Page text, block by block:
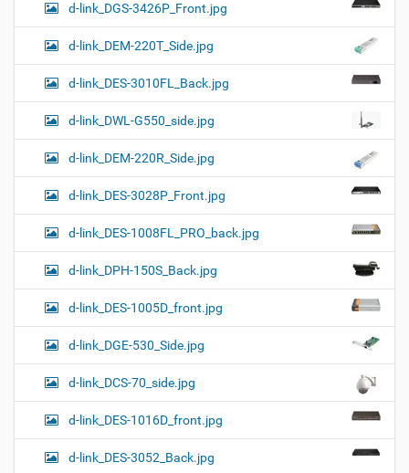
d-link_DGS-3426P_Front.jpg
d-link_DEM-220T_Side.jpg
d-link_DES-3010FL_Back.jpg
d-link_DWL-G550_side.jpg
d-link_DEM-220R_Side.jpg
d-link_DES-3028P_Front.jpg
d-link_DES-1008FL_PRO_back.jpg
d-link_DPH-150S_Back.jpg
d-link_DES-1005D_front.jpg
d-link_DGE-530_Side.jpg
d-link_DCS-70_side.jpg
d-link_DES-1016D_front.jpg
d-link_DES-3052_Back.jpg